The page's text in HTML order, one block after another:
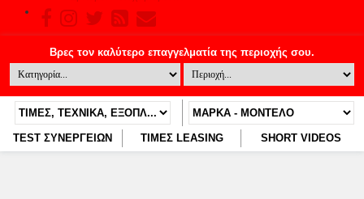
TEST ΣΥΝΕΡΓΕΙΩΝ ΤΙΜΕΣ LEASING SHORT VIDEOS